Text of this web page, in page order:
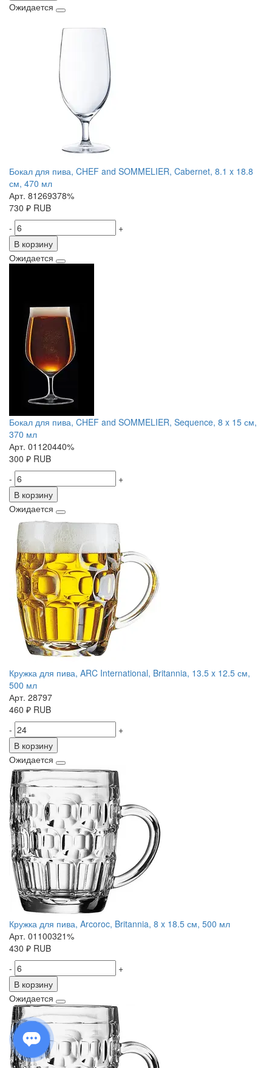
Ожидается
Бокал для пива, CHEF and SOMMELIER, Cabernet, 8.1 x 18.8
см, 470 мл
Арт. 81269378%
730 ₽ RUB
-
+
В корзину
Ожидается
Бокал для пива, CHEF and SOMMELIER, Sequence, 8 x 15 см,
370 мл
Арт. 01120440%
300 ₽ RUB
-
+
В корзину
Ожидается
Кружка для пива, ARC International, Britannia, 13.5 x 12.5 см,
500 мл
Арт. 28797
460 ₽ RUB
-
+
В корзину
Ожидается
Кружка для пива, Arcoroc, Britannia, 8 x 18.5 см, 500 мл
Арт. 01100321%
430 ₽ RUB
-
+
В корзину
Ожидается